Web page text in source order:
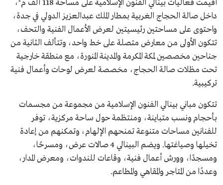
أقيمت فعاليات بينالي الفنون الإسلامية على مساحة 118 ألف م²،
داخل صالة الحجاج الغربية بمطار الملك عبدالعزيز الدولي في جدة،
واحتوى على مساحتين رئيسيتين لعرض الأعمال الفنية والتحف،
تتكون الأولى من معارض متصلة على خط واحد، وتتألف الثانية من
جناحين مخصصين لمكة المكرمة والمدينة المنورة، مع منطقة خارجية
تحت مظلات صالة الحجاج، مخصصة لعرض لوحات وأعمال فنية
تركيبية.
تتكون مباني بينالي الفنون الإسلامية من مجموعة من مجسمات
بأحجام ونسب متباينة، ومنتظمة حول ساحة مركزية، توفر
للفنانين مساحات متنوعة تمنحهم الإلهام، وتمكنهم من إعادة
تخيلها وصياغتها. ويضم البينالي 4 صالات عرض، ومسرحًا،
ومسجدًا، وورش أعمال فنية، وقاعات للندوات، ومعرض المدار،
وعددًا من المتاجر والمقاهي والمطاعم.